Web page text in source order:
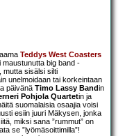
Teddys West Coasters
big band -
mutta sisälsi silti
unelmoidaan tai korkeintaan
päivänä Timo Lassy Bandin
Pohjola Quartetin ja
suomalaisia osaajia voisi
esiin juuri Mäkysen, jonka
miksi sana ”rummut” on
se ”lyömäsoittimilla”!